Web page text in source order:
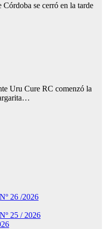
se cerró en la tarde
Uru Cure RC comenzó la
26 /2026
25 / 2026